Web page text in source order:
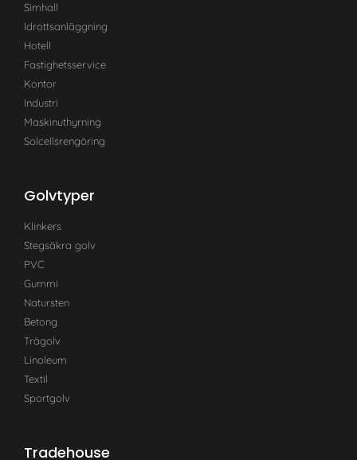
Simhall
Idrottsanläggning
Hotell
Fastighetsservice
Kontor
Industri
Maskinuthyrning
Solcellsrengöring
Golvtyper
Klinkers
Stegsäkra golv
PVC
Gummi
Natursten
Betong
Trägolv
Linoleum
Textil
Sportgolv
Tradehouse